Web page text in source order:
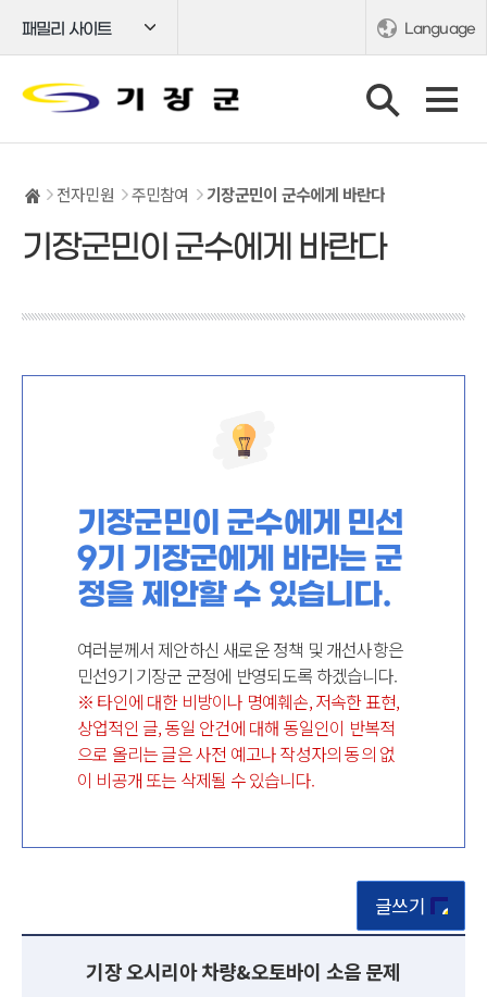
패밀리 사이트 Language
전자민원 주민참여 기장군민이 군수에게 바란다
기장군민이 군수에게 바란다
기장군민이 군수에게 민선
9기 기장군에게 바라는 군
정을 제안할 수 있습니다.
여러분께서 제안하신 새로운 정책 및 개선사항은
민선9기 기장군 군정에 반영되도록 하겠습니다.
※ 타인에 대한 비방이나 명예훼손, 저속한 표현,
상업적인 글, 동일 안건에 대해 동일인이 반복적
으로 올리는 글은 사전 예고나 작성자의 동의 없
이 비공개 또는 삭제될 수 있습니다.
글쓰기
기장 오시리아 차량&오토바이 소음 문제